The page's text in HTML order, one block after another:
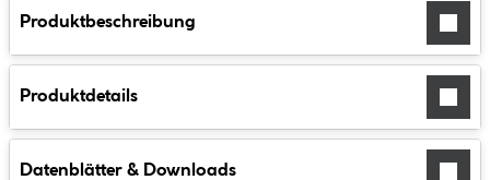
Produktbeschreibung
Produktdetails
Datenblätter & Downloads